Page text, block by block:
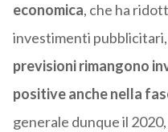
economica, che ha
investimenti
previsioni rimangono
positive anche nella
generale dunque il